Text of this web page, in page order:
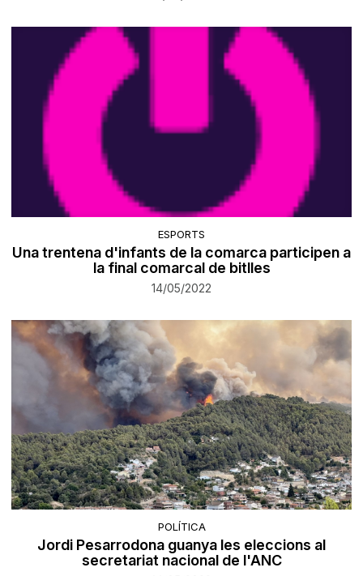
ESPORTS
Una trentena d'infants de la comarca participen a
la final comarcal de bitlles
14/05/2022
POLÍTICA
Jordi Pesarrodona guanya les eleccions al
secretariat nacional de l'ANC